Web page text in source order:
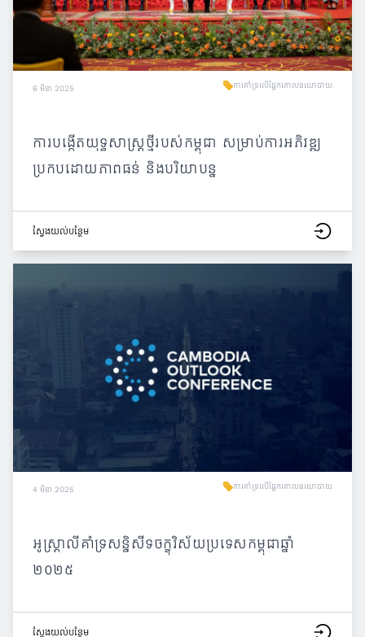
6 មីនា 2025 ការគាំទ្រលើផ្នែកគោលនយោបាយ
ការបង្កើតយុទ្ធសាស្ត្រថ្មីរបស់កម្ពុជា សម្រាប់ការអភិវឌ្ឍ
ប្រកបដោយភាពធន់ និងបរិយាបន្ន
ស្វែង​យល់​បន្ថែម
4 មីនា 2025 ការគាំទ្រលើផ្នែកគោលនយោបាយ
អូស្ត្រាលីគាំទ្រសន្និសីទចក្ខុវិស័យប្រទេសកម្ពុជាឆ្នាំ
២០២៥
ស្វែង​យល់​បន្ថែម